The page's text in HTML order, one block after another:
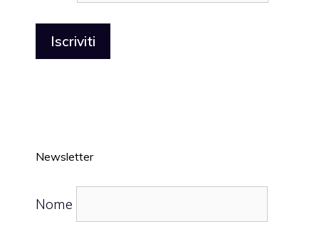
Newsletter
Nome